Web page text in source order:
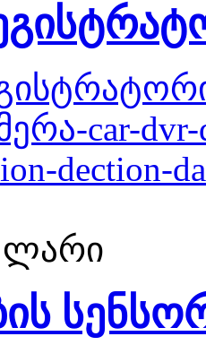
ლარი